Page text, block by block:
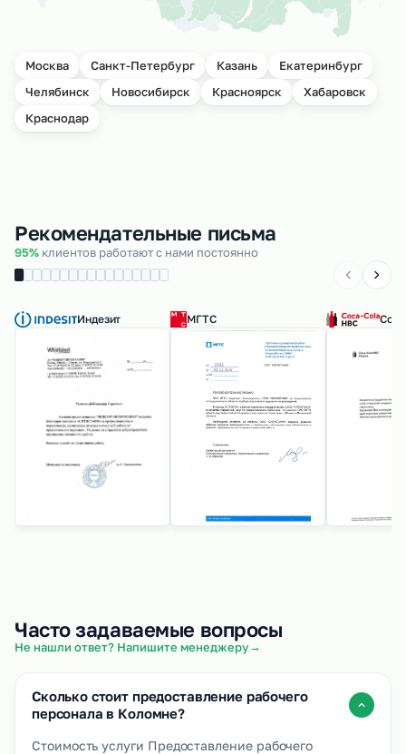
Москва Санкт-Петербург Казань
Екатеринбург
Челябинск
Новосибирск Красноярск
Хабаровск
Краснодар
Рекомендательные письма
95% клиентов работают с нами постоянно
Индезит МГТС
Часто задаваемые вопросы
Не нашли ответ? Напишите менеджеру→
Сколько стоит предоставление рабочего
персонала в Коломне?
Стоимость услуги Предоставление рабочего